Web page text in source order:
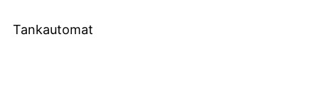
Tankautomat